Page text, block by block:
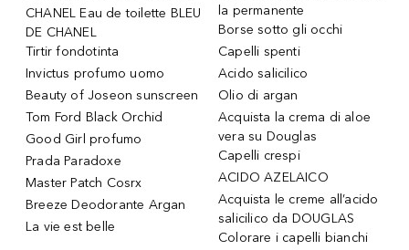
CHANEL Eau de toilette BLEU
DE CHANEL
Tirtir fondotinta
Invictus profumo uomo
Beauty of Joseon sunscreen
Tom Ford Black Orchid
Good Girl profumo
Prada Paradoxe
Master Patch Cosrx
Breeze Deodorante Argan
La vie est belle
la permanente
Borse sotto gli occhi
Capelli spenti
Acido salicilico
Olio di argan
Acquista la crema di aloe
vera su Douglas
Capelli crespi
ACIDO AZELAICO
Acquista le creme all’acido
salicilico da DOUGLAS
Colorare i capelli bianchi